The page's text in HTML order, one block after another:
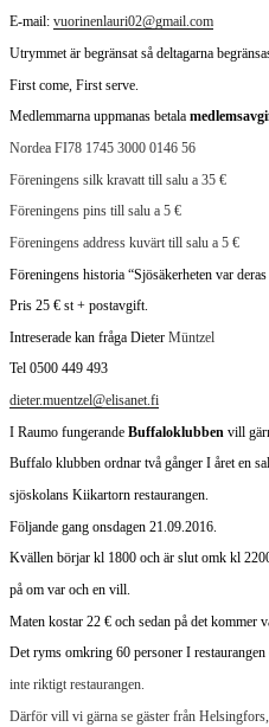
E-mail:vuorinenlauri02@gmail.com
Utrymmet är begränsat så deltagarna
First come, First serve.
Medlemmarna uppmanas betala
Nordea FI78 1745 3000 0146 56
Föreningens silk kravatt till salu a 35 €
Föreningens pins till salu a 5 €
Föreningens address kuvärt till salu a 5 €
Föreningens historia “Sjösäkerheten var
Pris 25 € st + postavgift.
Intreserade kan fråga DieterMüntzel
Tel 0500 449 493
dieter.muentzel@elisanet.fi
I Raumo fungerandeBuffaloklubbenvill
Buffalo klubben ordnar två gånger I året en
sjöskolans Kiikartorn restaurangen.
Följande gang onsdagen 21.09.2016.
Kvällen börjar kl 1800 och är slut omk kl
på om var och en vill.
Maten kostar 22 € och sedan på det kommer
Det ryms omkring 60 personer I
inte riktigt restaurangen.
Därför vill vi gärna se gäster från